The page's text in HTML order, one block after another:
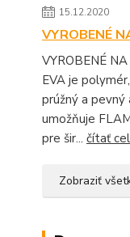
15.12.2020
VYROBENÉ
VYROBENÉ
EVA je
prúžný a
umožňuje
pre šir... čítať
Zobraziť